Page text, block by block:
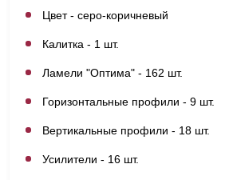
Цвет - серо-коричневый
Калитка - 1 шт.
Ламели "Оптима" - 162 шт.
Горизонтальные профили - 9 шт.
Вертикальные профили - 18 шт.
Усилители - 16 шт.